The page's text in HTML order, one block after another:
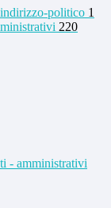
politico 1
220
- amministrativi